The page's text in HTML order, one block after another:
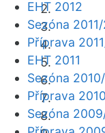
EHT 2012
Sezóna
Příprava
EHT 2011
Sezóna
Příprava
Sezóna